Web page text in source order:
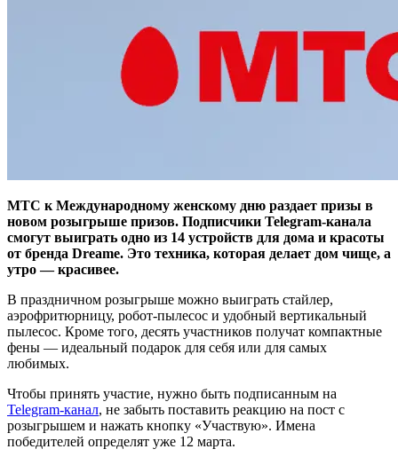
МТС к Международному женскому дню раздает призы в
новом розыгрыше призов. Подписчики Telegram-канала
смогут выиграть одно из 14 устройств для дома и красоты
от бренда Dreame. Это техника, которая делает дом чище, а
утро — красивее.
В праздничном розыгрыше можно выиграть стайлер,
аэрофритюрницу, робот-пылесос и удобный вертикальный
пылесос. Кроме того, десять участников получат компактные
фены — идеальный подарок для себя или для самых
любимых.
Чтобы принять участие, нужно быть подписанным на
Telegram-канал, не забыть поставить реакцию на пост с
розыгрышем и нажать кнопку «Участвую». Имена
победителей определят уже 12 марта.